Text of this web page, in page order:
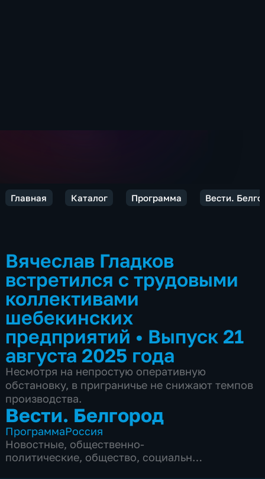
Главная Каталог Программа Вести.
Вячеслав Гладков
встретился с трудовыми
коллективами
шебекинских
предприятий • Выпуск 21
августа 2025 года
Несмотря на непростую оперативную
обстановку, в приграничье не снижают темпов
производства.
Вести. Белгород
ПрограммаРоссия
Новостные, общественно-
политические, общество, социально-